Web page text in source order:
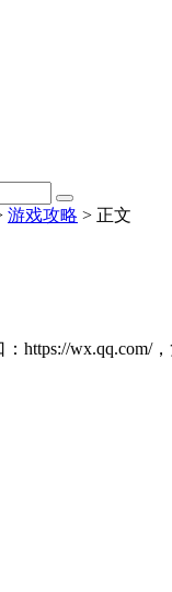
游戏攻略 > 正文
https://wx.qq.com/